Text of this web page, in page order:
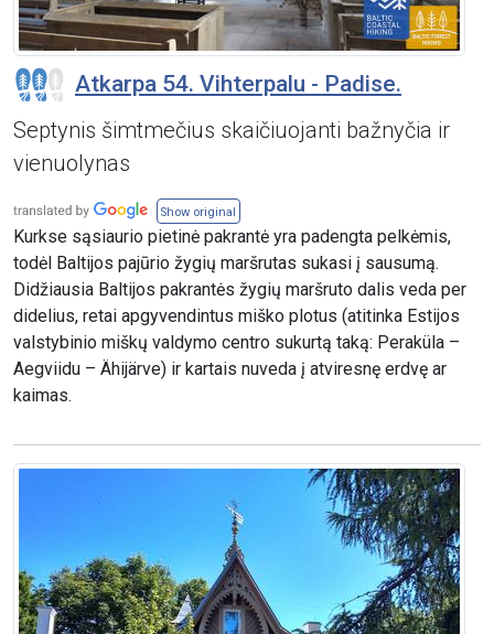
Atkarpa 54. Vihterpalu - Padise.
Septynis šimtmečius skaičiuojanti bažnyčia ir
vienuolynas
Show original
Kurkse sąsiaurio pietinė pakrantė yra padengta pelkėmis,
todėl Baltijos pajūrio žygių maršrutas sukasi į sausumą.
Didžiausia Baltijos pakrantės žygių maršruto dalis veda per
didelius, retai apgyvendintus miško plotus (atitinka Estijos
valstybinio miškų valdymo centro sukurtą taką: Peraküla –
Aegviidu – Ähijärve) ir kartais nuveda į atviresnę erdvę ar
kaimas.